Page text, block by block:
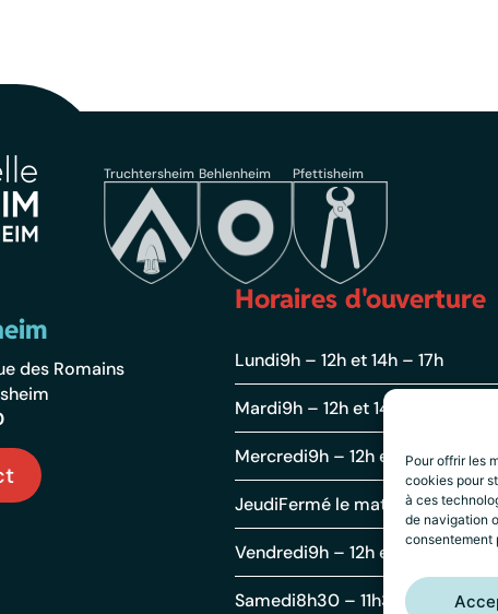
Pour offrir les
cookies pour
à ces
de navigation
consentement
Truchtersheim Behlenheim Pfettisheim
des Romains
Horaires d'ouverture
Lundi9h – 12h et 14h – 17h
Mardi9h – 12h et 14h – 19h
Mercredi9h – 12h et 14h – 17h
JeudiFermé le matin et 13h – 17h
Vendredi9h – 12h et 14h – 17h
Samedi8h30 – 11h30